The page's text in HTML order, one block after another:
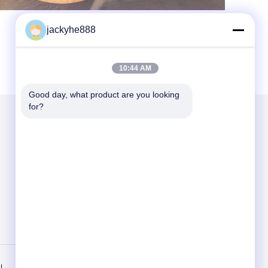
jackyhe888
10:44 AM
Good day, what product are you looking
for?